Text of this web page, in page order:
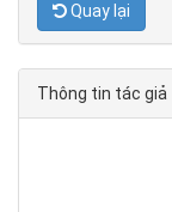
Quay lại
Thông tin tác giả